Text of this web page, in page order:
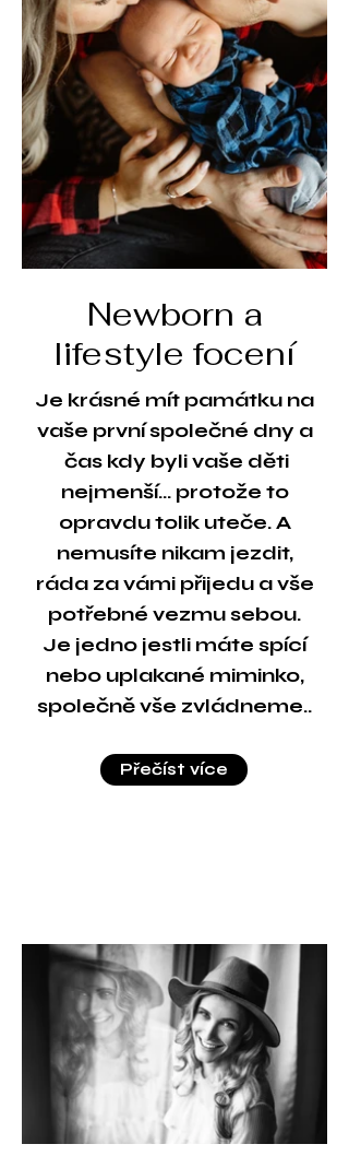
Newborn a
lifestyle focení
Je krásné mít památku na
vaše první společné dny a
čas kdy byli vaše děti
nejmenší... protože to
opravdu tolik uteče. A
nemusíte nikam jezdit,
ráda za vámi přijedu a vše
potřebné vezmu sebou.
Je jedno jestli máte spící
nebo uplakané miminko,
společně vše zvládneme..
Přečíst více